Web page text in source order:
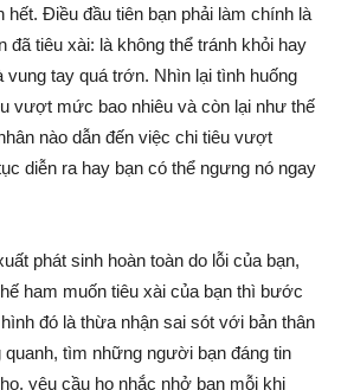
hết. Điều đầu tiên bạn phải làm chính là
đã tiêu xài: là không thể tránh khỏi hay
vung tay quá trớn. Nhìn lại tình huống
vượt mức bao nhiêu và còn lại như thế
nào dẫn đến việc chi tiêu vượt
diễn ra hay bạn có thể ngưng nó ngay
phát sinh hoàn toàn do lỗi của bạn,
ham muốn tiêu xài của bạn thì bước
đó là thừa nhận sai sót với bản thân
tìm những người bạn đáng tin
yêu cầu họ nhắc nhở bạn mỗi khi